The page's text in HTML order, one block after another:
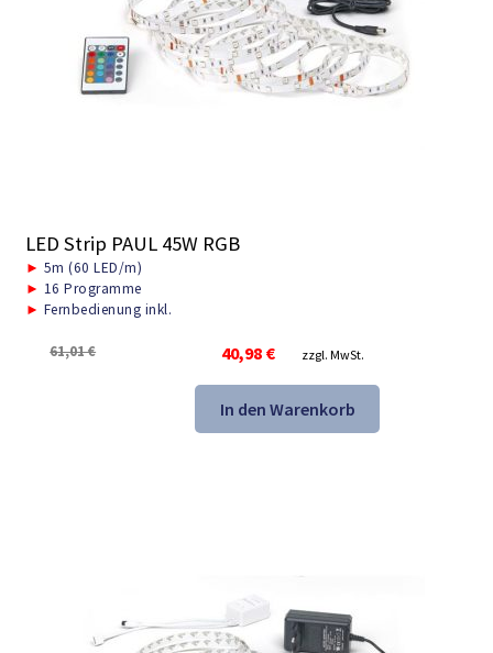
LED Strip PAUL 45W RGB
► 5m (60 LED/m)
► 16 Programme
► Fernbedienung inkl.
61,01€
Ursprünglicher
war:
61,01 €
40,98 €
Aktueller
ist:
40,98 €.
zzgl. MwSt.
In den Warenkorb